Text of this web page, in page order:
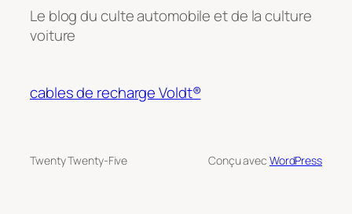
Le blog du culte automobile et de la culture
voiture
cables de recharge Voldt®
Twenty Twenty-Five Conçu avec WordPress